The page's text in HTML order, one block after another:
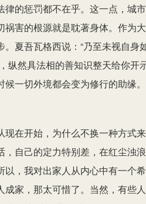
的惩罚都不在乎。这一点，城
害的根源就是耽著身体。作为
夏吾瓦格西说：“乃至未视自身
纵然具法相的善知识整天给你开
一切外境都会变为修行的助缘。
在开始，为什么不换一种方式
自己的定力特别差，在红尘浊
以，我对出家人从内心中有一个
家，那太可惜了。当然，有些